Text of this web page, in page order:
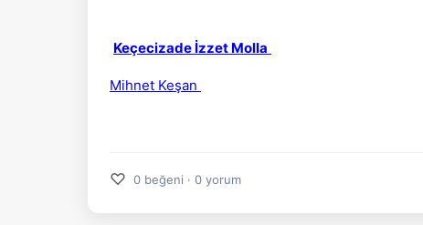
Keçecizade İzzet Molla
Mihnet Keşan
♡ 0 beğeni · 0 yorum